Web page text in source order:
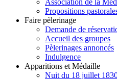
Propositions
Faire pèlerinage
Demande de
Accueil des groupes
Pèlerinages annoncés
Indulgence
Apparitions et Médaille
Nuit du 18 juillet